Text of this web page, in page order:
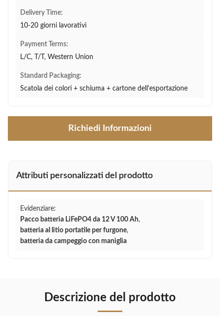
Delivery Time:
10-20 giorni lavorativi
Payment Terms:
L/C, T/T, Western Union
Standard Packaging:
Scatola dei colori + schiuma + cartone dell'esportazione
Richiedi Informazioni
Attributi personalizzati del prodotto
Evidenziare:
Pacco batteria LiFePO4 da 12 V 100 Ah,
batteria al litio portatile per furgone,
batteria da campeggio con maniglia
Descrizione del prodotto